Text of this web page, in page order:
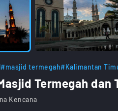
#masjid termegah#Kalimantan
Termegah dan
Kencana